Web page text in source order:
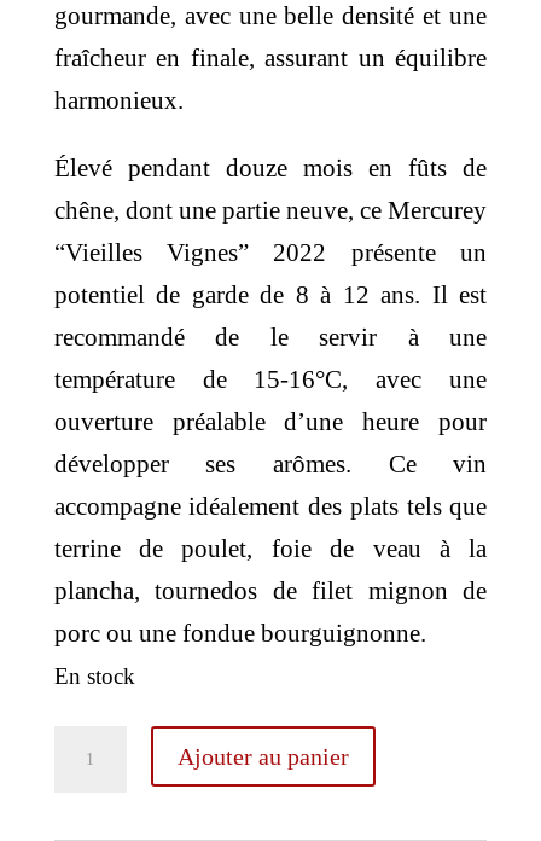
gourmande, avec une belle densité et une
fraîcheur en finale, assurant un équilibre
harmonieux.
Élevé pendant douze mois en fûts de
chêne, dont une partie neuve, ce Mercurey
“Vieilles Vignes” 2022 présente un
potentiel de garde de 8 à 12 ans. Il est
recommandé de le servir à une
température de 15-16°C, avec une
ouverture préalable d’une heure pour
développer ses arômes. Ce vin
accompagne idéalement des plats tels que
terrine de poulet, foie de veau à la
plancha, tournedos de filet mignon de
porc ou une fondue bourguignonne.
En stock
quantité
Ajouter au panier